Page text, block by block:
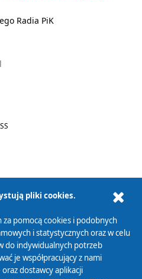
Radia PiK
pliki cookies.
pomocą cookies i podobnych
i statystycznych oraz w celu
do indywidualnych potrzeb
je współpracujący z nami
dostawcy aplikacji